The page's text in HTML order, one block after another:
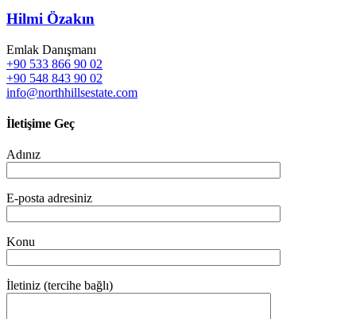
Hilmi Özakın
Emlak Danışmanı
+90 533 866 90 02
+90 548 843 90 02
info@northhillsestate.com
İletişime Geç
Adınız
E-posta adresiniz
Konu
İletiniz (tercihe bağlı)